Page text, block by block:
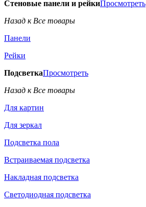
Стеновые панели и рейкиПросмотреть
Назад к Все товары
Панели
Рейки
ПодсветкаПросмотреть
Назад к Все товары
Для картин
Для зеркал
Подсветка пола
Встраиваемая подсветка
Накладная подсветка
Светодиодная подсветка